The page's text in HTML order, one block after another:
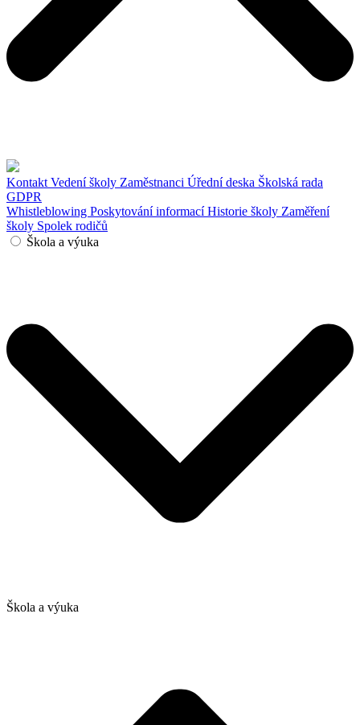
Kontakt Vedení školy Zaměstnanci Úřední deska Školská rada
GDPR
Whistleblowing Poskytování informacíHistorie školy Zaměření
školy Spolek rodičů
Škola a výuka
Škola a výuka